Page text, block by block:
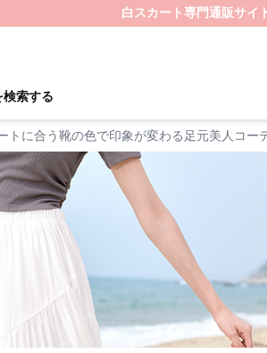
白スカート専門通販サイ
検索する
トに合う靴の色で印象が変わる足元美人コー